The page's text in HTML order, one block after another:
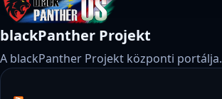
blackPanther Projekt
A blackPanther Projekt központi portálja.